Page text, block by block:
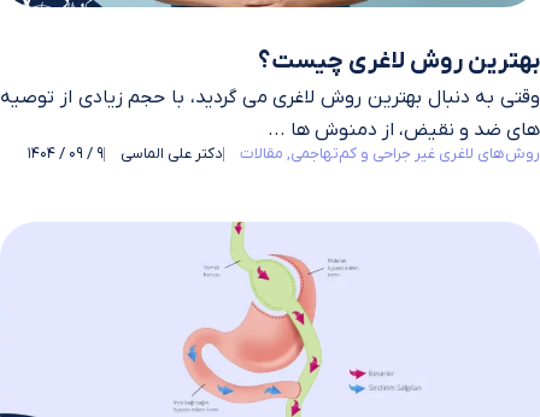
بهترین روش لاغری چیست؟
وقتی به دنبال بهترین روش لاغری می‌ گردید، با حجم زیادی از توصیه‌
های ضد و نقیض، از دمنوش‌ ها ...
روش‌های لاغری غیر جراحی و کم‌تهاجمی مقالات دکتر علی الماسی 9 / 09 / 1404